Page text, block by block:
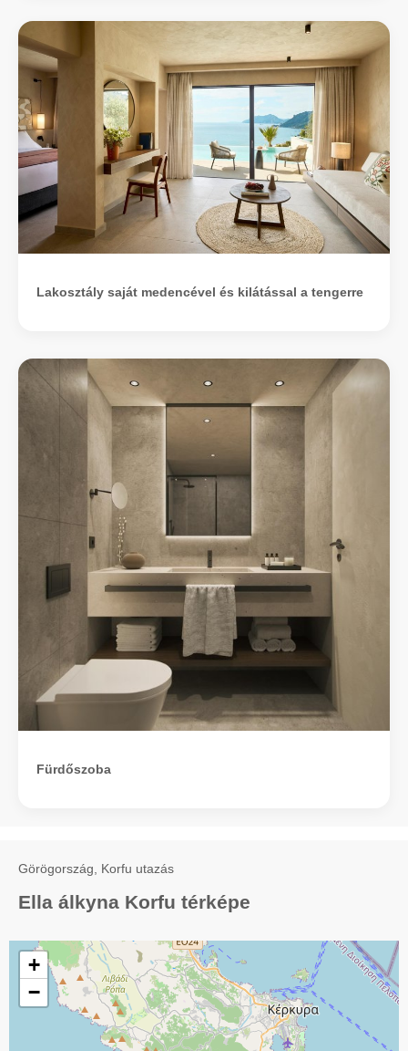
Lakosztály saját medencével és kilátással a tengerre
Fürdőszoba
Görögország, Korfu utazás
Ella álkyna Korfu térképe
+
−